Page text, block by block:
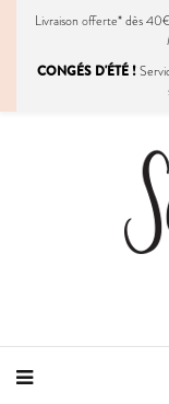
Livraison offerte* dès
CONGÉS D'ÉTÉ !